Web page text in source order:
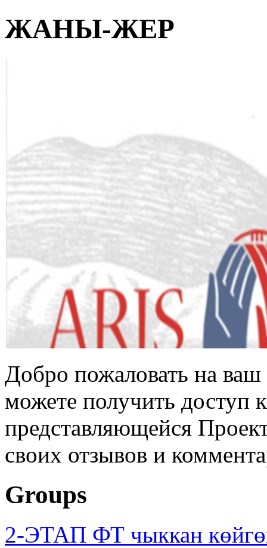
ЖАНЫ-ЖЕР
Добро пожаловать на
можете получить доступ
представляющейся
своих отзывов и
Groups
2-ЭТАП ФТ чыккан